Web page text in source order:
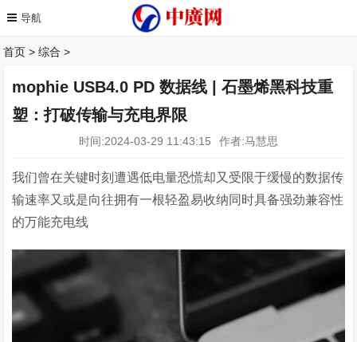
首页 >综合 >
mophie USB4.0 PD 数据线 | 石墨烯黑科技重
塑：打破传输与充电界限
时间:2024-03-29 11:43:15 作者:马慧思
我们曾在关键时刻遭遇低电量恐慌却又受限于缓慢的数据传
输速率又或是向往拥有一根轻盈易收纳同时具备强劲兼容性
的万能充电线